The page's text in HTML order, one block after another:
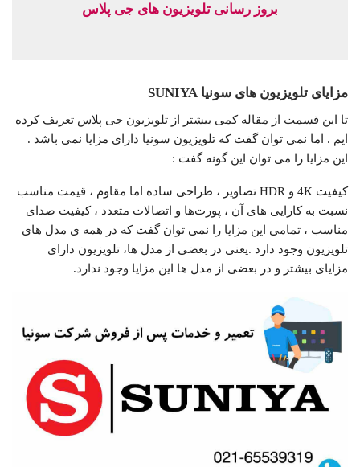
بروز رسانی تلویزیون های جی پلاس
مزایای تلویزیون های سونیا SUNIYA
تا این قسمت از مقاله کمی بیشتر از تلویزیون جی پلاس تعریف کرده
ایم . اما نمی توان گفت که تلویزیون سونیا دارای مزایا نمی باشد .
این مزایا را می توان این گونه گفت :
کیفیت 4K و HDR تصاویر ، طراحی ساده اما مقاوم ، قیمت مناسب
نسبت به کارایی های آن ، پورت‌ها و اتصالات متعدد ، کیفیت صدای
مناسب ، تمامی این مزایا را نمی توان گفت که در همه ی مدل های
تلویزیون وجود دارد .یعنی در بعضی از مدل ها، تلویزیون دارای
مزایای بیشتر و در بعضی از مدل ها این مزایا وجود ندارد.